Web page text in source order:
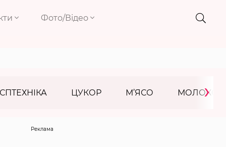
Фото/Відео
ЦУКОР М’ЯСО МОЛОКО
›
Реклама